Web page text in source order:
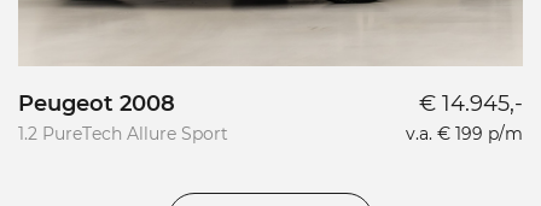
Peugeot 2008
1.2 PureTech Allure Sport
€ 14.945,-
v.a. € 199 p/m